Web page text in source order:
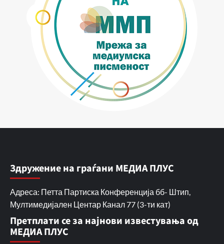
Здружение на граѓани МЕДИА ПЛУС
Адреса: Петта Партиска Конференција бб- Штип,
Мултимедијален Центар Канал 77 (3-ти кат)
Претплати се за најнови известувања од
МЕДИА ПЛУС